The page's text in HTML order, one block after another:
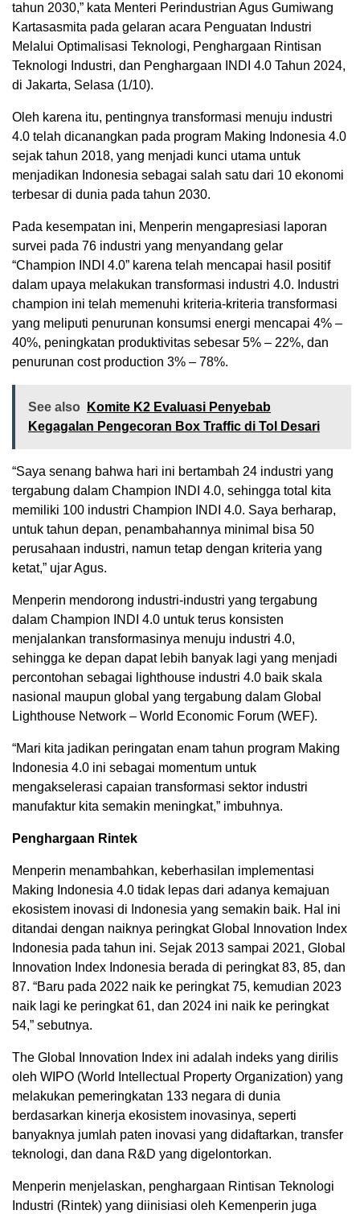
tahun 2030,” kata Menteri Perindustrian Agus Gumiwang
Kartasasmita pada gelaran acara Penguatan Industri
Melalui Optimalisasi Teknologi, Penghargaan Rintisan
Teknologi Industri, dan Penghargaan INDI 4.0 Tahun 2024,
di Jakarta, Selasa (1/10).
Oleh karena itu, pentingnya transformasi menuju industri
4.0 telah dicanangkan pada program Making Indonesia 4.0
sejak tahun 2018, yang menjadi kunci utama untuk
menjadikan Indonesia sebagai salah satu dari 10 ekonomi
terbesar di dunia pada tahun 2030.
Pada kesempatan ini, Menperin mengapresiasi laporan
survei pada 76 industri yang menyandang gelar
“Champion INDI 4.0” karena telah mencapai hasil positif
dalam upaya melakukan transformasi industri 4.0. Industri
champion ini telah memenuhi kriteria-kriteria transformasi
yang meliputi penurunan konsumsi energi mencapai 4% –
40%, peningkatan produktivitas sebesar 5% – 22%, dan
penurunan cost production 3% – 78%.
See also
Komite K2 Evaluasi Penyebab
Kegagalan Pengecoran Box Traffic di Tol Desari
“Saya senang bahwa hari ini bertambah 24 industri yang
tergabung dalam Champion INDI 4.0, sehingga total kita
memiliki 100 industri Champion INDI 4.0. Saya berharap,
untuk tahun depan, penambahannya minimal bisa 50
perusahaan industri, namun tetap dengan kriteria yang
ketat,” ujar Agus.
Menperin mendorong industri-industri yang tergabung
dalam Champion INDI 4.0 untuk terus konsisten
menjalankan transformasinya menuju industri 4.0,
sehingga ke depan dapat lebih banyak lagi yang menjadi
percontohan sebagai lighthouse industri 4.0 baik skala
nasional maupun global yang tergabung dalam Global
Lighthouse Network – World Economic Forum (WEF).
“Mari kita jadikan peringatan enam tahun program Making
Indonesia 4.0 ini sebagai momentum untuk
mengakselerasi capaian transformasi sektor industri
manufaktur kita semakin meningkat,” imbuhnya.
Penghargaan Rintek
Menperin menambahkan, keberhasilan implementasi
Making Indonesia 4.0 tidak lepas dari adanya kemajuan
ekosistem inovasi di Indonesia yang semakin baik. Hal ini
ditandai dengan naiknya peringkat Global Innovation Index
Indonesia pada tahun ini. Sejak 2013 sampai 2021, Global
Innovation Index Indonesia berada di peringkat 83, 85, dan
87. “Baru pada 2022 naik ke peringkat 75, kemudian 2023
naik lagi ke peringkat 61, dan 2024 ini naik ke peringkat
54,” sebutnya.
The Global Innovation Index ini adalah indeks yang dirilis
oleh WIPO (World Intellectual Property Organization) yang
melakukan pemeringkatan 133 negara di dunia
berdasarkan kinerja ekosistem inovasinya, seperti
banyaknya jumlah paten inovasi yang didaftarkan, transfer
teknologi, dan dana R&D yang digelontorkan.
Menperin menjelaskan, penghargaan Rintisan Teknologi
Industri (Rintek) yang diinisiasi oleh Kemenperin juga